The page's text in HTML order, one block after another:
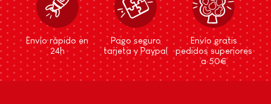
Envío rápido en
24h
Pago seguro
tarjeta y Paypal
Envío gratis
pedidos superiores
a 50€